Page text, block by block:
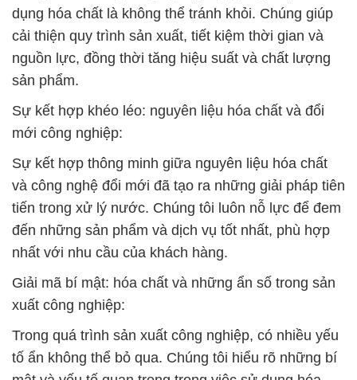
dụng hóa chất là không thể tránh khỏi. Chúng giúp
cải thiện quy trình sản xuất, tiết kiệm thời gian và
nguồn lực, đồng thời tăng hiệu suất và chất lượng
sản phẩm.
Sự kết hợp khéo léo: nguyên liệu hóa chất và đổi
mới công nghiệp:
Sự kết hợp thông minh giữa nguyên liệu hóa chất
và công nghệ đổi mới đã tạo ra những giải pháp tiên
tiến trong xử lý nước. Chúng tôi luôn nỗ lực để đem
đến những sản phẩm và dịch vụ tốt nhất, phù hợp
nhất với nhu cầu của khách hàng.
Giải mã bí mật: hóa chất và những ẩn số trong sản
xuất công nghiệp:
Trong quá trình sản xuất công nghiệp, có nhiều yếu
tố ẩn không thể bỏ qua. Chúng tôi hiểu rõ những bí